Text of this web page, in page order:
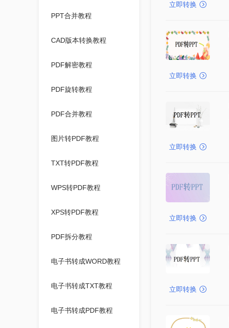
PPT合并教程
CAD版本转换教程
PDF解密教程
PDF旋转教程
PDF合并教程
图片转PDF教程
TXT转PDF教程
WPS转PDF教程
XPS转PDF教程
PDF拆分教程
电子书转成WORD教程
电子书转成TXT教程
电子书转成PDF教程
立即转换
立即转换
立即转换
立即转换
立即转换